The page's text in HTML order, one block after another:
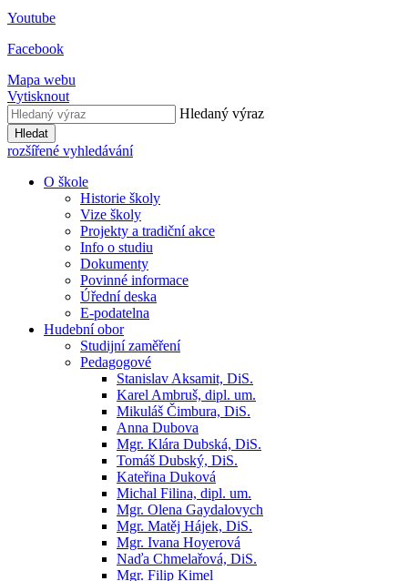
Youtube
Facebook
Mapa webu
Vytisknout
Hledaný výraz
Hledat
rozšířené vyhledávání
O škole
Historie školy
Vize školy
Projekty a tradiční akce
Info o studiu
Dokumenty
Povinné informace
Úřední deska
E-podatelna
Hudební obor
Studijní zaměření
Pedagogové
Stanislav Aksamit, DiS.
Karel Ambruš, dipl. um.
Mikuláš Čimbura, DiS.
Anna Dubova
Mgr. Klára Dubská, DiS.
Tomáš Dubský, DiS.
Kateřina Duková
Michal Filina, dipl. um.
Mgr. Olena Gaydalovych
Mgr. Matěj Hájek, DiS.
Mgr. Ivana Hoyerová
Naďa Chmelařová, DiS.
Mgr. Filip Kimel